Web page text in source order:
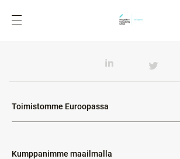
Toimistomme Euroopassa
Kumppanimme maailmalla